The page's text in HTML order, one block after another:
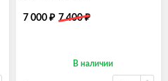
7 000 ₽ 7 400₽
В наличии